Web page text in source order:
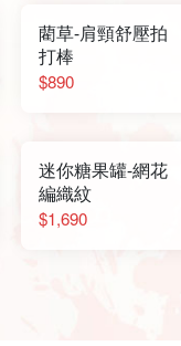
藺草-肩頸舒壓拍
打棒
$890
迷你糖果罐-網花
編織紋
$1,690